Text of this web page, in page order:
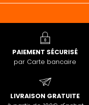
PAIEMENT SÉCURISÉ
par Carte bancaire
LIVRAISON GRATUITE